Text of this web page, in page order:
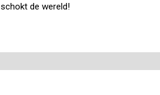
schokt de wereld!